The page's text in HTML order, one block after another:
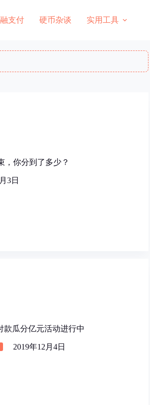
支付 硬币杂谈 实用工具
，你分到了多少？
3日
款瓜分亿元活动进行中
2019年12月4日